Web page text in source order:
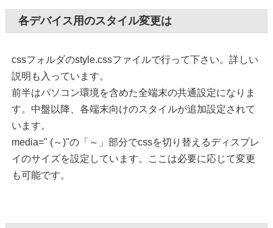
各デバイス用のスタイル変更は
cssフォルダのstyle.cssファイルで行って下さい。詳しい
説明も入っています。
前半はパソコン環境を含めた全端末の共通設定になりま
す。中盤以降、各端末向けのスタイルが追加設定されて
います。
media=" (～)"の「～」部分でcssを切り替えるディスプレ
イのサイズを設定しています。ここは必要に応じて変更
も可能です。